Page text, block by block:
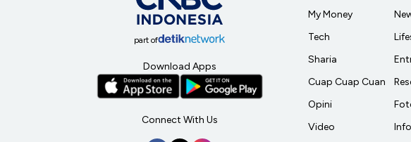
part of
Download Apps
Connect With Us
My Money
Tech
Sharia
Cuap Cuap Cuan
Opini
Video